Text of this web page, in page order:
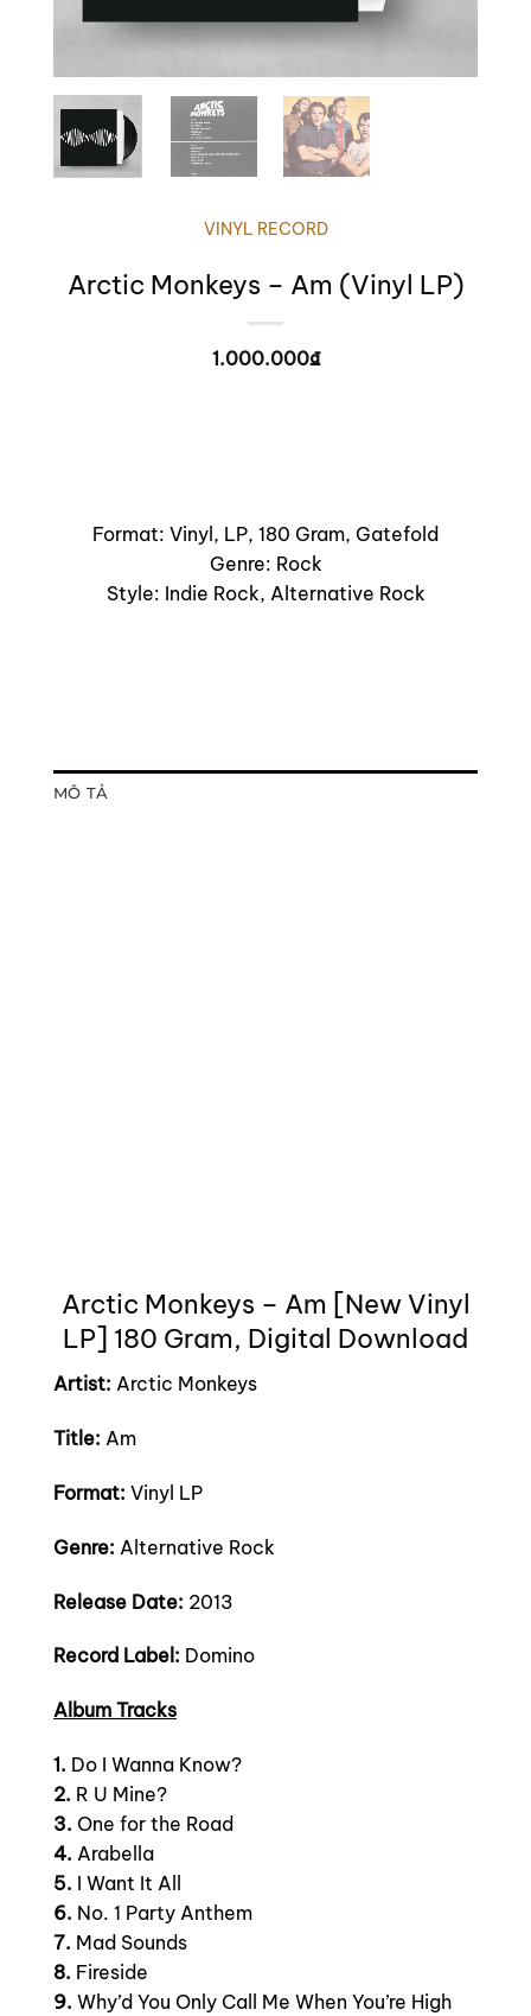
VINYL RECORD
Arctic Monkeys – Am (Vinyl LP)
1.000.000₫
Format: Vinyl, LP, 180 Gram, Gatefold
Genre: Rock
Style: Indie Rock, Alternative Rock
MÔ TẢ
Arctic Monkeys – Am [New Vinyl
LP] 180 Gram, Digital Download
Artist: Arctic Monkeys
Title: Am
Format: Vinyl LP
Genre: Alternative Rock
Release Date: 2013
Record Label: Domino
Album Tracks
1. Do I Wanna Know?
2. R U Mine?
3. One for the Road
4. Arabella
5. I Want It All
6. No. 1 Party Anthem
7. Mad Sounds
8. Fireside
9. Why’d You Only Call Me When You’re High